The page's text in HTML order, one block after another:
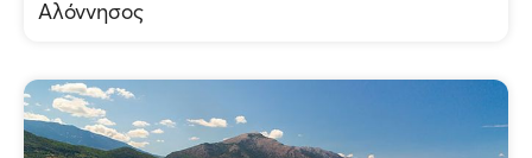
Αλόννησος